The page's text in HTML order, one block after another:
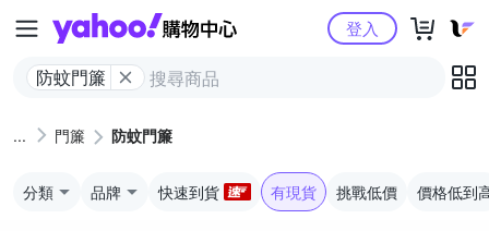
Yahoo購物中心
防蚊門簾
登入
門簾 防蚊門簾
分類 品牌 快速到貨 有現貨 挑戰低價 價格低到